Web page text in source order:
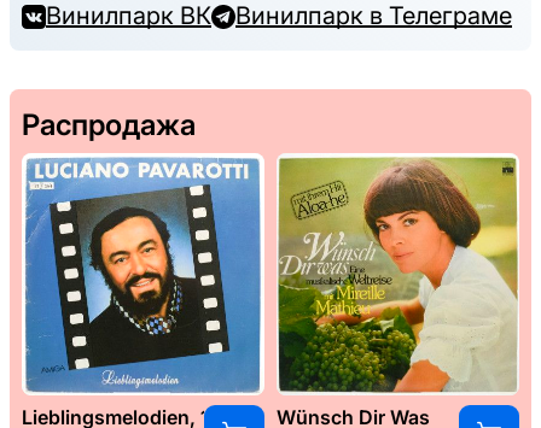
Винилпарк ВК Винилпарк в Телеграме
Распродажа
Lieblingsmelodien, 1989
Wünsch Dir Was